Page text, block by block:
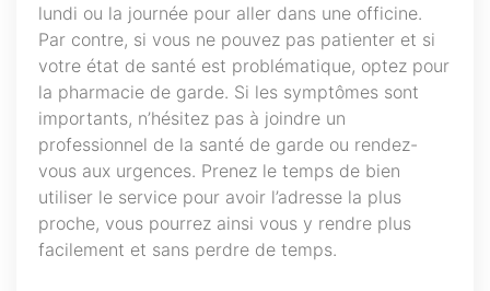
lundi ou la journée pour aller dans une officine.
Par contre, si vous ne pouvez pas patienter et si
votre état de santé est problématique, optez pour
la pharmacie de garde. Si les symptômes sont
importants, n’hésitez pas à joindre un
professionnel de la santé de garde ou rendez-
vous aux urgences. Prenez le temps de bien
utiliser le service pour avoir l’adresse la plus
proche, vous pourrez ainsi vous y rendre plus
facilement et sans perdre de temps.